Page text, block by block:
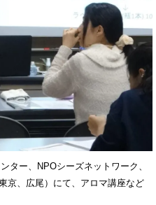
ター、NPOシーズネットワーク、
京、広尾）にて、アロマ講座など